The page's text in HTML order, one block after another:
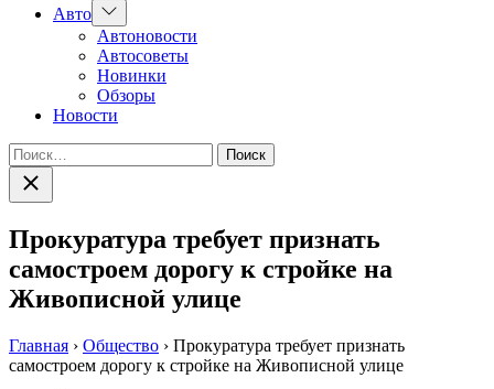
Авто Показать
подменю
Автоновости
Автосоветы
Новинки
Обзоры
Новости
Найти:
Закрыть
поиск
Прокуратура требует признать
самостроем дорогу к стройке на
Живописной улице
Главная › Общество › Прокуратура требует признать
самостроем дорогу к стройке на Живописной улице